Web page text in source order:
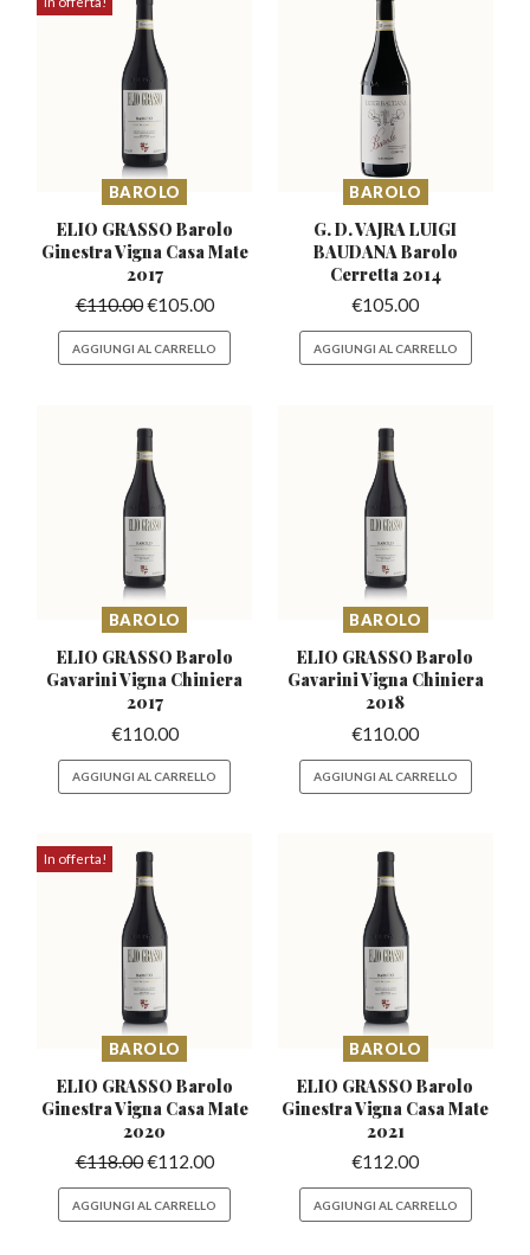
BAROLO
ELIO GRASSO Barolo
GinestraVigna Casa Mate
2017
€110.00€105.00
AGGIUNGI AL CARRELLO
BAROLO
G. D. VAJRA LUIGI
BAUDANA Barolo
Cerretta 2014
€105.00
AGGIUNGI AL CARRELLO
BAROLO
ELIO GRASSO Barolo
GavariniVigna Chiniera
2017
€110.00
AGGIUNGI AL CARRELLO
BAROLO
ELIO GRASSO Barolo
GavariniVigna Chiniera
2018
€110.00
AGGIUNGI AL CARRELLO
In offerta!
BAROLO
ELIO GRASSO Barolo
GinestraVigna Casa Mate
2020
€118.00€112.00
AGGIUNGI AL CARRELLO
BAROLO
ELIO GRASSO Barolo
GinestraVigna Casa Mate
2021
€112.00
AGGIUNGI AL CARRELLO